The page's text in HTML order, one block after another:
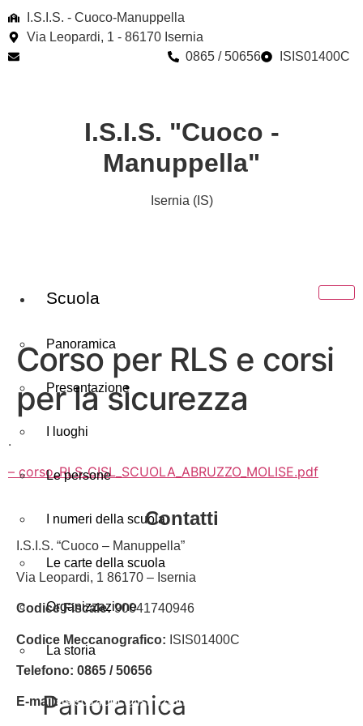
contenutoI.S.I.S. - Cuoco-Manuppella
Via Leopardi, 1 - 86170 Isernia
0865 / 50656 ISIS01400C
I.S.I.S. "Cuoco -
Manuppella"
Isernia (IS)
Scuola
Panoramica
Presentazione
I luoghi
Le persone
I numeri della scuola
Le carte della scuola
Organizzazione
La storia
panoramica
Corso per RLS e corsi
per la sicurezza
.
– corso_RLS_CISL_SCUOLA_ABRUZZO_MOLISE.pdf
contatti
I.S.I.S. “Cuoco – Manuppella”
Via Leopardi, 1 86170 – Isernia
Codice Fiscale:90041740946
Codice Meccanografico: ISIS01400C
Telefono: 0865 / 50656
E-mail: isis01400c@istruzione.it